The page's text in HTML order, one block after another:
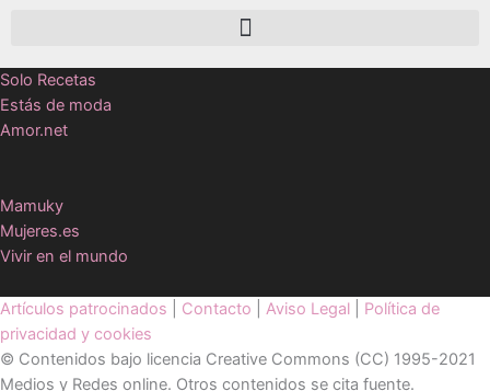
Solo Recetas
Estás de moda
Amor.net
Mamuky
Mujeres.es
Vivir en el mundo
Artículos patrocinados Contacto Aviso Legal
Política de
privacidad y cookies
© Contenidos bajo licencia Creative Commons (CC) 1995-2021
Medios y Redes online. Otros contenidos se cita fuente.